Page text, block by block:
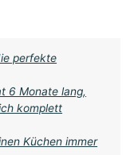
perfekte
6 Monate lang,
komplett
Küchen immer